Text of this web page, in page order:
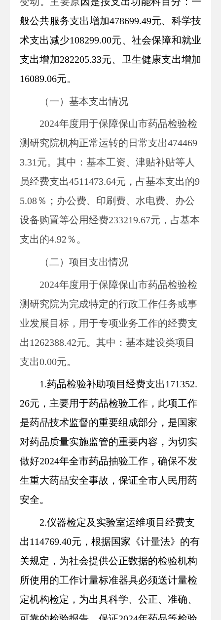
般公共服务支出增加478699.49元、科学技
术支出减少108299.00元、 社会保障和就业
支出增加282205.33元、卫生健康支出增加
16089.06元。
（一）基本支出情况
2024年度用于保障保山市药品检验检
测研究院机构正常运转的日常支出474469
3.31 元。 其中： 基本工资、津贴补贴等人
员经费支出4511473.64元， 占基本支出的9
5.08％；办公费、印刷费、水电费、办公
设备购置等公用经费233219.67元， 占基本
支出的4.92 ％。
（二）项目支出情况
2024年度用于保障保山市药品检验检
测研究院为完成特定的行政工作任务或事
业发展目标，用于专项业务工作的经费支
出1262388.42元。 其中：基本建设类项目
支出0.00元。
1.药品检验补助项目经费支出171352.
26元，主要用于药品检验工作 ，此项工作
是药品技术监督的重要组成部分，是国家
对药品质量实施监管的重要内容，为切实
做好2024年全市药品抽验工作，确保不发
生重大药品安全事故，保证全市人民用药
安全。
2.仪器检定及实验室运维项目 经费支
出114769.40元，根据国家《计量法》的有
关规定，为社会提供公正数据的检验机构
所使用的工作计量标准器具必须送计量检
定机构检定，为出具科学、公正、准确、